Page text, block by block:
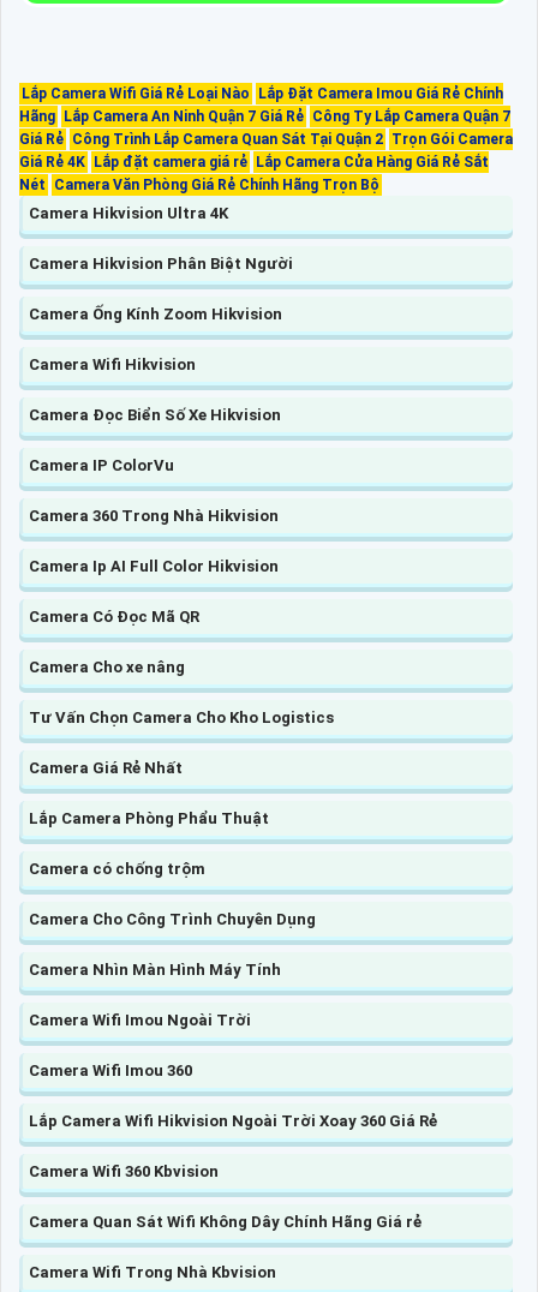
Lắp Camera Wifi Giá Rẻ Loại Nào
Lắp Đặt Camera Imou Giá Rẻ Chính
Hãng
Lắp Camera An Ninh Quận 7 Giá Rẻ Công Ty Lắp Camera Quận 7
Giá Rẻ Công Trình Lắp Camera Quan Sát Tại Quận 2 Trọn Gói Camera
Giá Rẻ 4K
Lắp đặt camera giá rẻ
Lắp Camera Cửa Hàng Giá Rẻ Sắt
Nét
Camera Văn Phòng Giá Rẻ Chính Hãng Trọn Bộ
Camera Hikvision Ultra 4K
Camera Hikvision Phân Biệt Người
Camera Ống Kính Zoom Hikvision
Camera Wifi Hikvision
Camera Đọc Biển Số Xe Hikvision
Camera IP ColorVu
Camera 360 Trong Nhà Hikvision
Camera Ip AI Full Color Hikvision
Camera Có Đọc Mã QR
Camera Cho xe nâng
Tư Vấn Chọn Camera Cho Kho Logistics
Camera Giá Rẻ Nhất
Lắp Camera Phòng Phẩu Thuật
Camera có chống trộm
Camera Cho Công Trình Chuyên Dụng
Camera Nhìn Màn Hình Máy Tính
Camera Wifi Imou Ngoài Trời
Camera Wifi Imou 360
Lắp Camera Wifi Hikvision Ngoài Trời Xoay 360 Giá Rẻ
Camera Wifi 360 Kbvision
Camera Quan Sát Wifi Không Dây Chính Hãng Giá rẻ
Camera Wifi Trong Nhà Kbvision